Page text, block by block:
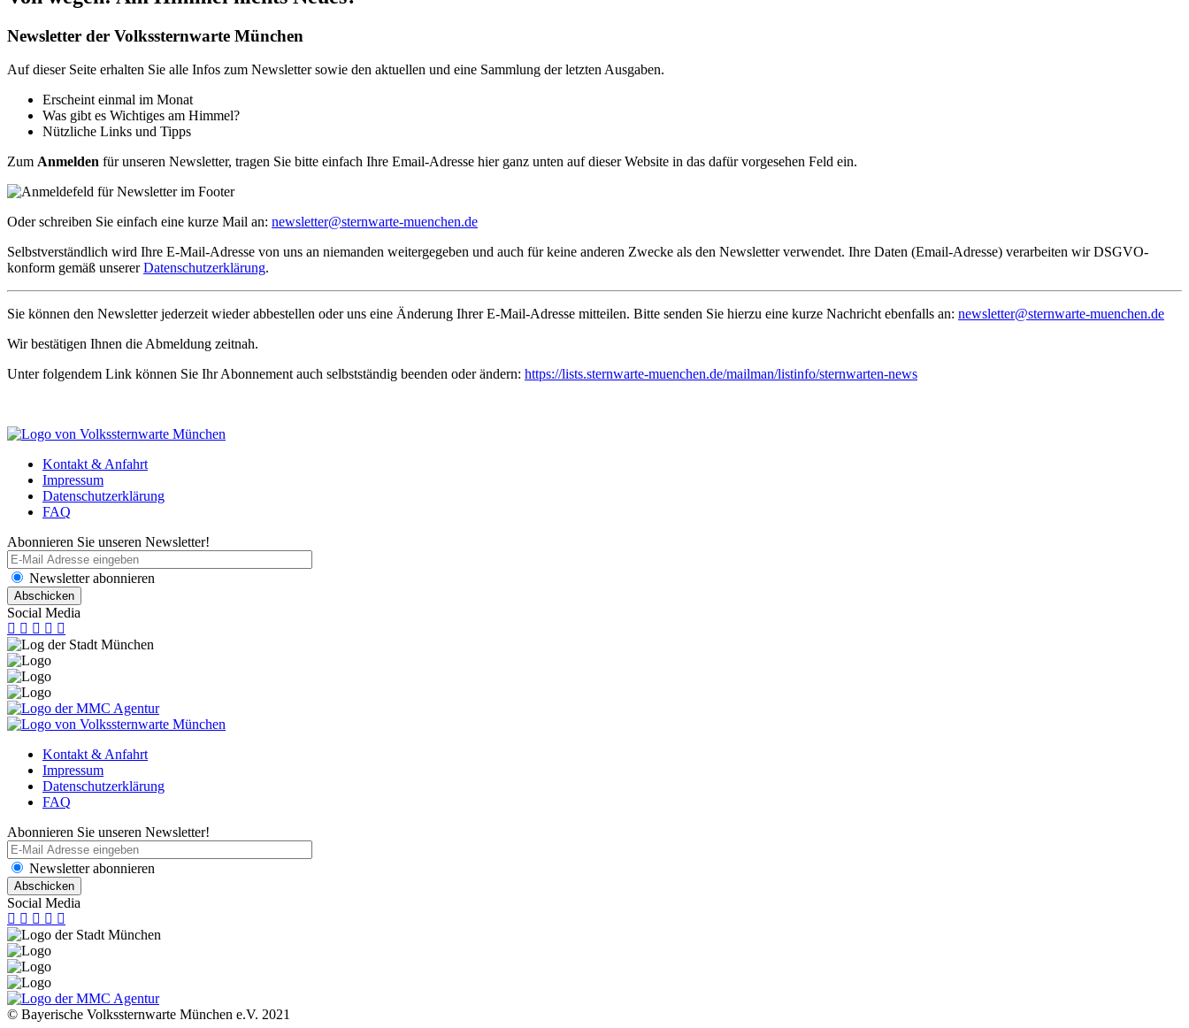
Newsletter der Volkssternwarte München
Auf dieser Seite erhalten Sie alle Infos zum Newsletter sowie den aktuellen und eine Sammlung der letzten Ausgaben.
Erscheint einmal im Monat
Was gibt es Wichtiges am Himmel?
Nützliche Links und Tipps
Zum Anmelden für unseren Newsletter, tragen Sie bitte einfach Ihre Email-Adresse hier ganz unten auf dieser Website in das dafür vorgesehen Feld ein.
Oder schreiben Sie einfach eine kurze Mail an: newsletter@sternwarte-muenchen.de
Selbstverständlich wird Ihre E-Mail-Adresse von uns an niemanden weitergegeben und auch für keine anderen Zwecke als den Newsletter verwendet. Ihre Daten (Email-Adresse) verarbeiten wir DSGVO-
konform gemäß unsererDatenschutzerklärung.
Sie können den Newsletter jederzeit wieder abbestellen oder uns eine Änderung Ihrer E-Mail-Adresse mitteilen. Bitte senden Sie hierzu eine kurze Nachricht ebenfalls an: newsletter@sternwarte-muenchen.de
Wir bestätigen Ihnen die Abmeldung zeitnah.
Unter folgendem Link können Sie Ihr Abonnement auch selbstständig beenden oder ändern: https://lists.sternwarte-muenchen.de/mailman/listinfo/sternwarten-news
Kontakt & Anfahrt
Impressum
Datenschutzerklärung
FAQ
Abonnieren Sie unseren Newsletter!
Newsletter abonnieren
Social Media
Kontakt & Anfahrt
Impressum
Datenschutzerklärung
FAQ
Abonnieren Sie unseren Newsletter!
Newsletter abonnieren
Social Media
© Bayerische Volkssternwarte München e.V. 2021